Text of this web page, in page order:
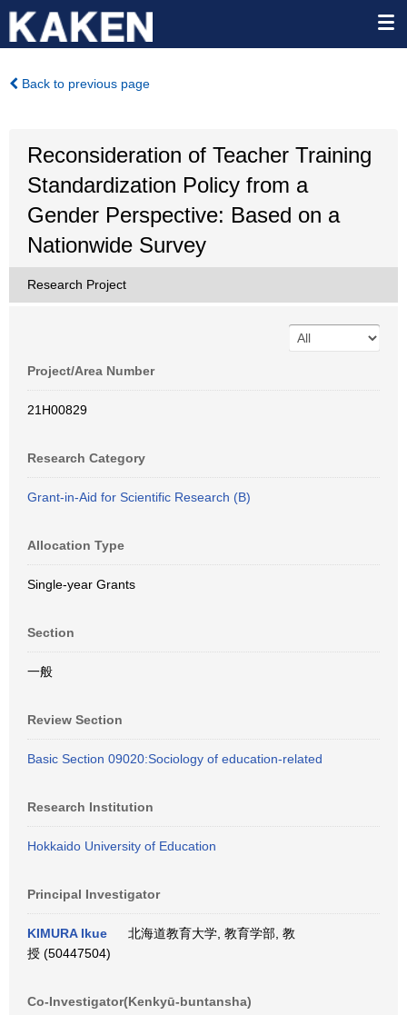
Back to previous page
Reconsideration of Teacher Training
Standardization Policy from a
Gender Perspective: Based on a
Nationwide Survey
Research Project
Project/Area Number
21H00829
Research Category
Grant-in-Aid for Scientific Research (B)
Allocation Type
Single-year Grants
Section
一般
Review Section
Basic Section 09020:Sociology of education-related
Research Institution
Hokkaido University of Education
Principal Investigator
KIMURA Ikue
北海道教育大学, 教育学部, 教
授 (50447504)
Co-Investigator(Kenkyū-buntansha)